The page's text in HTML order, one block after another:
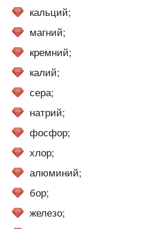
кальций;
магний;
кремний;
калий;
сера;
натрий;
фосфор;
хлор;
алюминий;
бор;
железо;